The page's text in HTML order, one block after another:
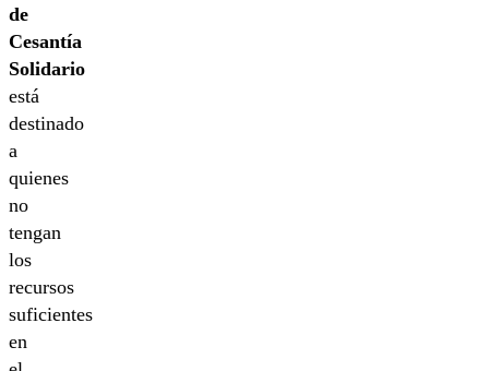
de
Cesantía
Solidario
está
destinado
a
quienes
no
tengan
los
recursos
suficientes
en